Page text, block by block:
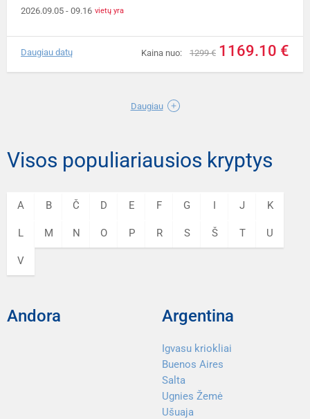
2026.09.05 - 09.16 vietų yra
Kaina nuo: 1299 € 1169.10 €
Daugiau datų
Daugiau
Visos populiariausios kryptys
A B Č D E F G I J K
L M N O P R S Š T U
V
Andora Argentina
Igvasu kriokliai
Buenos Aires
Salta
Ugnies Žemė
Ušuaja